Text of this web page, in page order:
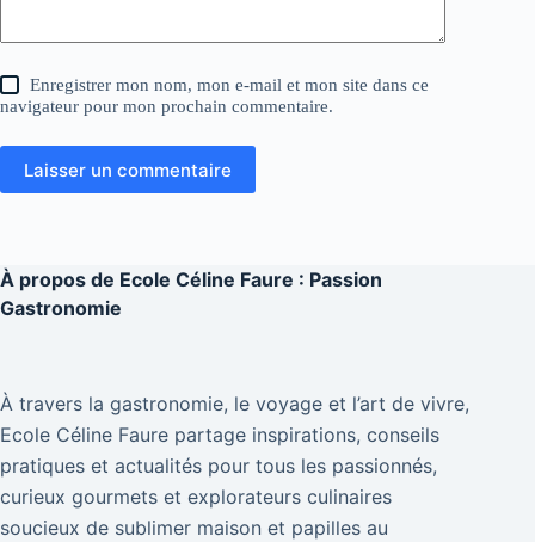
Enregistrer mon nom, mon e-mail et mon site dans ce
navigateur pour mon prochain commentaire.
Laisser un commentaire
À propos de Ecole Céline Faure : Passion
Gastronomie
À travers la gastronomie, le voyage et l’art de vivre,
Ecole Céline Faure partage inspirations, conseils
pratiques et actualités pour tous les passionnés,
curieux gourmets et explorateurs culinaires
soucieux de sublimer maison et papilles au